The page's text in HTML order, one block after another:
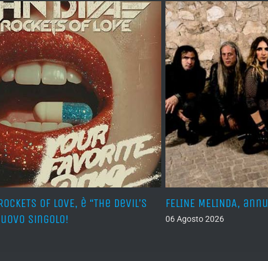
OF LOVE, è “The Devil’s
singolo!
FELINE MELINDA,
06 Agosto 2026